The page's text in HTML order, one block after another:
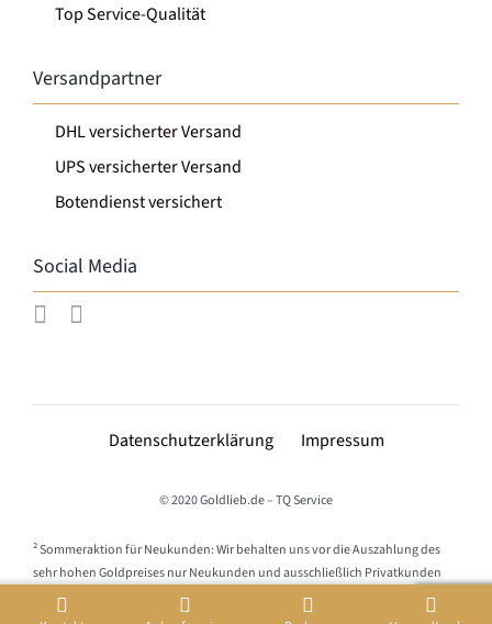
Top Service-Qualität
Versandpartner
DHL versicherter Versand
UPS versicherter Versand
Botendienst versichert
Social Media
Datenschutzerklärung Impressum
© 2020 Goldlieb.de – TQ Service
² Sommeraktion für Neukunden: Wir behalten uns vor die Auszahlung des
sehr hohen Goldpreises nur Neukunden und ausschließlich Privatkunden
anzubieten. Goldmengen von über 50 g reinem Gold werden von uns als
gewerblich gesehen und dementsprechend nicht Teil der Aktion.